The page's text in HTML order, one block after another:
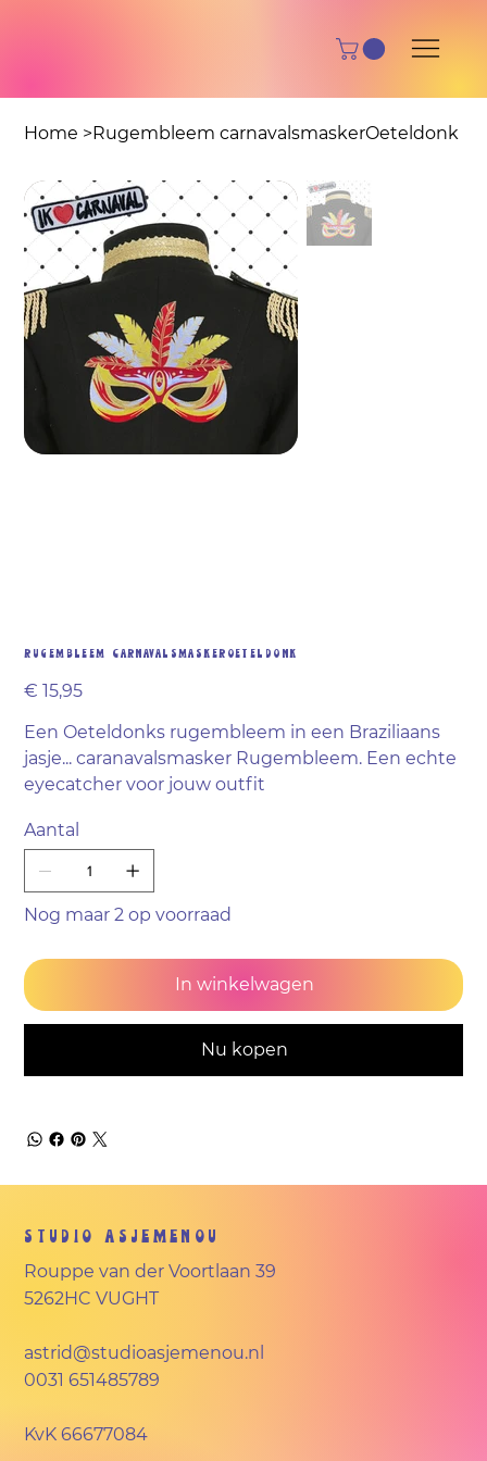
Home >Rugembleem carnavalsmaskerOeteldonk
Rugembleem carnavalsmaskerOeteldonk
Prijs
€ 15,95
Een Oeteldonks rugembleem in een Braziliaans
jasje... caranavalsmasker Rugembleem. Een echte
eyecatcher voor jouw outfit
Aantal
Nog maar 2 op voorraad
In winkelwagen
Nu kopen
Studio Asjemenou
Rouppe van der Voortlaan 39
5262HC VUGHT
astrid@studioasjemenou.nl
0031 651485789
KvK66677084